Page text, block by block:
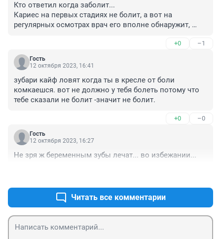
Кто ответил когда заболит...
Кариес на первых стадиях не болит, а вот на
регулярных осмотрах врач его вполне обнаружит,
+0 –1
Гость
12 октября 2023, 16:41
зубари кайф ловят когда ты в кресле от боли
комкаешся. вот не должно у тебя болеть потому что
тебе сказали не болит -значит не болит.
+0 –0
Гость
12 октября 2023, 16:27
Не зря ж беременным зубы лечат... во избежании...
Читать все комментарии